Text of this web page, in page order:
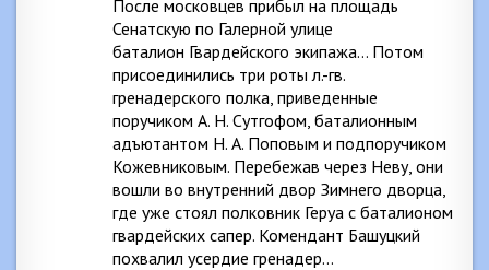
После московцев прибыл на площадь
Сенатскую по Галерной улице
баталион Гвардейского экипажа… Потом
присоединились три роты л.-гв.
гренадерского полка, приведенные
поручиком А. Н. Сутгофом, баталионным
адъютантом Н. А. Поповым и подпоручиком
Кожевниковым. Перебежав через Неву, они
вошли во внутренний двор Зимнего дворца,
где уже стоял полковник Геруа с баталионом
гвардейских сапер. Комендант Башуцкий
похвалил усердие гренадер…